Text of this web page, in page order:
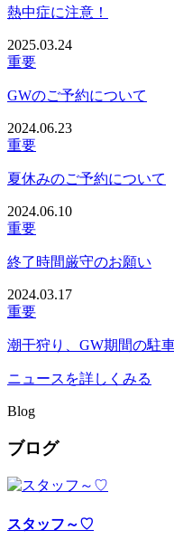
熱中症に注意！
2025.03.24
重要
GWのご予約について
2024.06.23
重要
夏休みのご予約について
2024.06.10
重要
終了時間厳守のお願い
2024.03.17
重要
潮干狩り、GW期間の駐
ニュースを詳しくみる
Blog
ブログ
スタッフ～♡